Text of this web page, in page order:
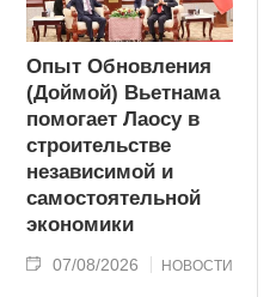
Опыт Обновления
(Доймой) Вьетнама
помогает Лаосу в
строительстве
независимой и
самостоятельной
экономики
07/08/2026 НОВОСТИ